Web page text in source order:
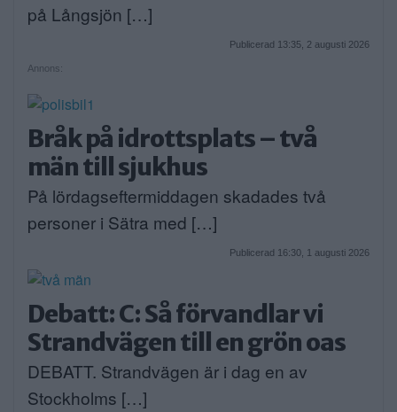
på Långsjön […]
Publicerad 13:35, 2 augusti 2026
Annons:
Bråk på idrottsplats – två
män till sjukhus
På lördagseftermiddagen skadades två
personer i Sätra med […]
Publicerad 16:30, 1 augusti 2026
Debatt: C: Så förvandlar vi
Strandvägen till en grön oas
DEBATT. Strandvägen är i dag en av
Stockholms […]